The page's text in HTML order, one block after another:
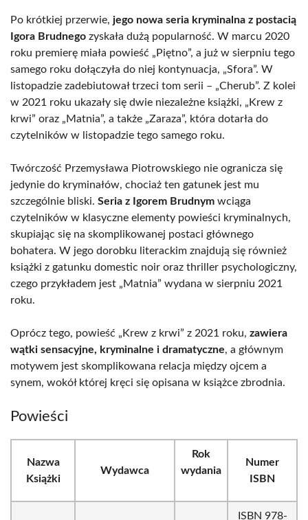
Po krótkiej przerwie, jego nowa seria kryminalna z postacią
Igora Brudnego zyskała dużą popularność. W marcu 2020
roku premierę miała powieść „Piętno”, a już w sierpniu tego
samego roku dołączyła do niej kontynuacja, „Sfora”. W
listopadzie zadebiutował trzeci tom serii – „Cherub”. Z kolei
w 2021 roku ukazały się dwie niezależne książki, „Krew z
krwi” oraz „Matnia”, a także „Zaraza”, która dotarła do
czytelników w listopadzie tego samego roku.
Twórczość Przemysława Piotrowskiego nie ogranicza się
jedynie do kryminałów, chociaż ten gatunek jest mu
szczególnie bliski. Seria z Igorem Brudnym wciąga
czytelników w klasyczne elementy powieści kryminalnych,
skupiając się na skomplikowanej postaci głównego
bohatera. W jego dorobku literackim znajdują się również
książki z gatunku domestic noir oraz thriller psychologiczny,
czego przykładem jest „Matnia” wydana w sierpniu 2021
roku.
Oprócz tego, powieść „Krew z krwi” z 2021 roku, zawiera
wątki sensacyjne, kryminalne i dramatyczne, a głównym
motywem jest skomplikowana relacja między ojcem a
synem, wokół której kręci się opisana w książce zbrodnia.
Powieści
Nazwa
Książki
Wydawca
Rok
wydania
Numer
ISBN
ISBN 978-